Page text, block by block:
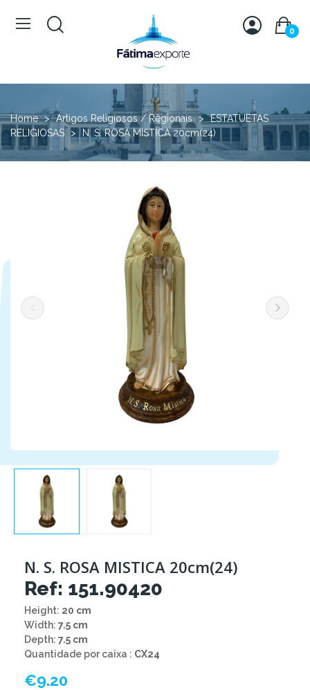
0
Home Artigos Religiosos / Regionais
ESTATUETAS
RELIGIOSAS
N. S. ROSA MISTICA 20cm(24)
N. S. ROSA MISTICA 20cm(24)
Ref: 151.90420
Height: 20 cm
Width: 7.5 cm
Depth: 7.5 cm
Quantidade por caixa : CX24
€9.20